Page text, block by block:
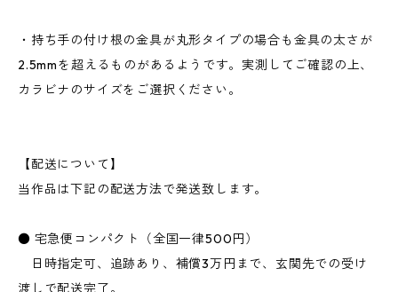
・持ち手の付け根の金具が丸形タイプの場合も金具の太さが
2.5mmを超えるものがあるようです。実測してご確認の上、
カラビナのサイズをご選択ください。
【配送について】
当作品は下記の配送方法で発送致します。
● 宅急便コンパクト（全国一律500円）
日時指定可、追跡あり、補償3万円まで、玄関先での受け
渡しで配送完了。